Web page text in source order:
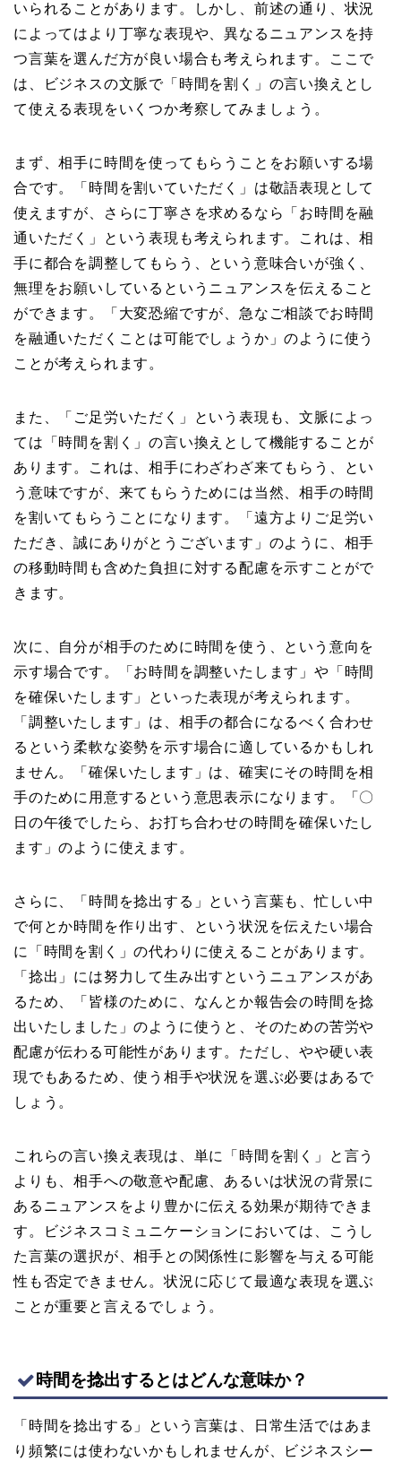
いられることがあります。しかし、前述の通り、状況
によってはより丁寧な表現や、異なるニュアンスを持
つ言葉を選んだ方が良い場合も考えられます。ここで
は、ビジネスの文脈で「時間を割く」の言い換えとし
て使える表現をいくつか考察してみましょう。
まず、相手に時間を使ってもらうことをお願いする場
合です。「時間を割いていただく」は敬語表現として
使えますが、さらに丁寧さを求めるなら「お時間を融
通いただく」という表現も考えられます。これは、相
手に都合を調整してもらう、という意味合いが強く、
無理をお願いしているというニュアンスを伝えること
ができます。「大変恐縮ですが、急なご相談でお時間
を融通いただくことは可能でしょうか」のように使う
ことが考えられます。
また、「ご足労いただく」という表現も、文脈によっ
ては「時間を割く」の言い換えとして機能することが
あります。これは、相手にわざわざ来てもらう、とい
う意味ですが、来てもらうためには当然、相手の時間
を割いてもらうことになります。「遠方よりご足労い
ただき、誠にありがとうございます」のように、相手
の移動時間も含めた負担に対する配慮を示すことがで
きます。
次に、自分が相手のために時間を使う、という意向を
示す場合です。「お時間を調整いたします」や「時間
を確保いたします」といった表現が考えられます。
「調整いたします」は、相手の都合になるべく合わせ
るという柔軟な姿勢を示す場合に適しているかもしれ
ません。「確保いたします」は、確実にその時間を相
手のために用意するという意思表示になります。「〇
日の午後でしたら、お打ち合わせの時間を確保いたし
ます」のように使えます。
さらに、「時間を捻出する」という言葉も、忙しい中
で何とか時間を作り出す、という状況を伝えたい場合
に「時間を割く」の代わりに使えることがあります。
「捻出」には努力して生み出すというニュアンスがあ
るため、「皆様のために、なんとか報告会の時間を捻
出いたしました」のように使うと、そのための苦労や
配慮が伝わる可能性があります。ただし、やや硬い表
現でもあるため、使う相手や状況を選ぶ必要はあるで
しょう。
これらの言い換え表現は、単に「時間を割く」と言う
よりも、相手への敬意や配慮、あるいは状況の背景に
あるニュアンスをより豊かに伝える効果が期待できま
す。ビジネスコミュニケーションにおいては、こうし
た言葉の選択が、相手との関係性に影響を与える可能
性も否定できません。状況に応じて最適な表現を選ぶ
ことが重要と言えるでしょう。
時間を捻出するとはどんな意味か？
「時間を捻出する」という言葉は、日常生活ではあま
り頻繁には使わないかもしれませんが、ビジネスシー